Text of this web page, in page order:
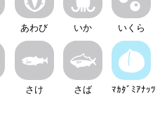
あわび いか いくら
さけ さば ﾏｶﾀﾞﾐｱﾅｯﾂ